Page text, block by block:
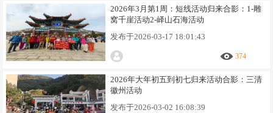
2026年3月第1周：短线活动归来合影：1-雕
窝千崖活动2-峄山石海活动
发布于2026-03-17 18:01:43
374
2026年大年初五到初七归来活动合影：三清
徽州活动
发布于2026-03-02 16:08:39